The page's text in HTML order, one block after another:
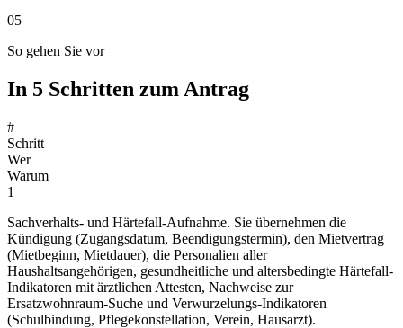
05
So gehen Sie vor
In 5 Schritten zum Antrag
#
Schritt
Wer
Warum
1
Sachverhalts- und Härtefall-Aufnahme. Sie übernehmen die
Kündigung (Zugangsdatum, Beendigungstermin), den Mietvertrag
(Mietbeginn, Mietdauer), die Personalien aller
Haushaltsangehörigen, gesundheitliche und altersbedingte Härtefall-
Indikatoren mit ärztlichen Attesten, Nachweise zur
Ersatzwohnraum-Suche und Verwurzelungs-Indikatoren
(Schulbindung, Pflegekonstellation, Verein, Hausarzt).